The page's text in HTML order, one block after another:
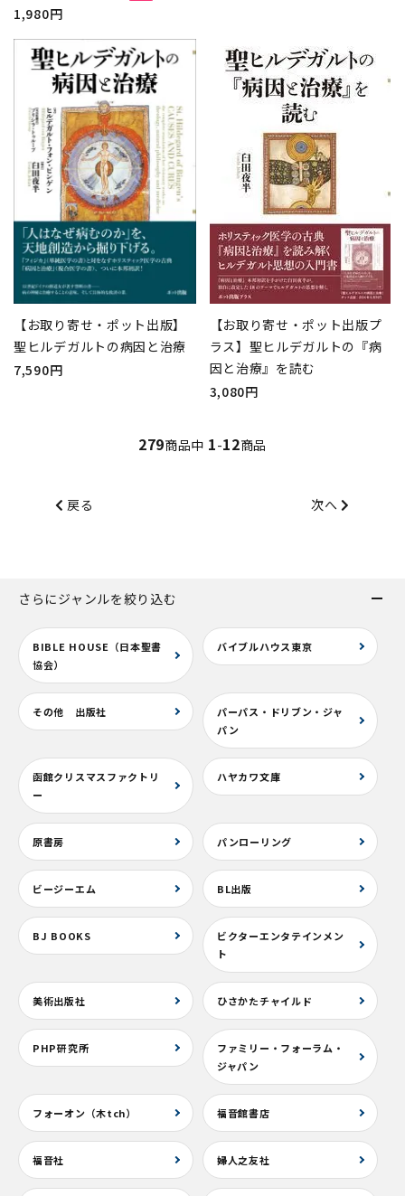
1,980円
【お取り寄せ・ポット出版】
聖ヒルデガルトの病因と治療
7,590円
【お取り寄せ・ポット出版プ
ラス】聖ヒルデガルトの『病
因と治療』を読む
3,080円
279商品中 1-12商品
戻る 次へ
さらにジャンルを絞り込む
BIBLE HOUSE（日本聖書
協会）
バイブルハウス東京
その他 出版社
パーパス・ドリブン・ジャ
パン
函館クリスマスファクトリ
ー
ハヤカワ文庫
原書房 パンローリング
ビージーエム BL出版
BJ BOOKS
ビクターエンタテインメン
ト
美術出版社 ひさかたチャイルド
PHP研究所
ファミリー・フォーラム・
ジャパン
フォーオン（木tch） 福音館書店
福音社 婦人之友社